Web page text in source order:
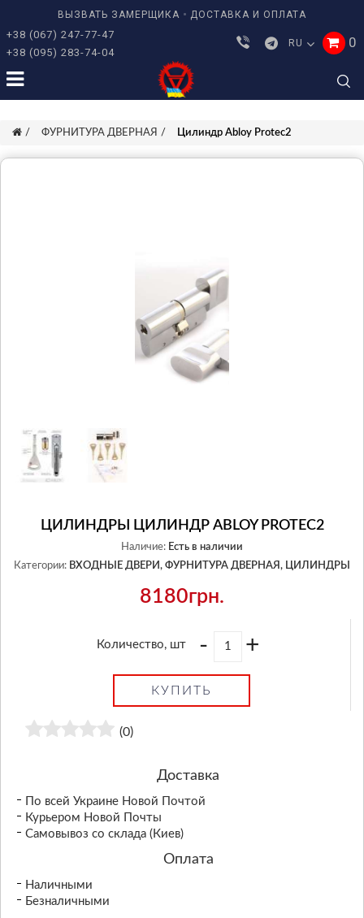
ВЫЗВАТЬ ЗАМЕРЩИКА ДОСТАВКА И ОПЛАТА
+38 (067) 247-77-47
+38 (095) 283-74-04
RU 0
ФУРНИТУРА ДВЕРНАЯ Цилиндр Abloy Protec2
ЦИЛИНДРЫ ЦИЛИНДР ABLOY PROTEC2
Наличие: Есть в наличии
Категории: ВХОДНЫЕ ДВЕРИ, ФУРНИТУРА ДВЕРНАЯ, ЦИЛИНДРЫ
8180грн.
Количество, шт - +
КУПИТЬ
(0)
Доставка
По всей Украине Новой Почтой
Курьером Новой Почты
Самовывоз со склада (Киев)
Оплата
Наличными
Безналичными